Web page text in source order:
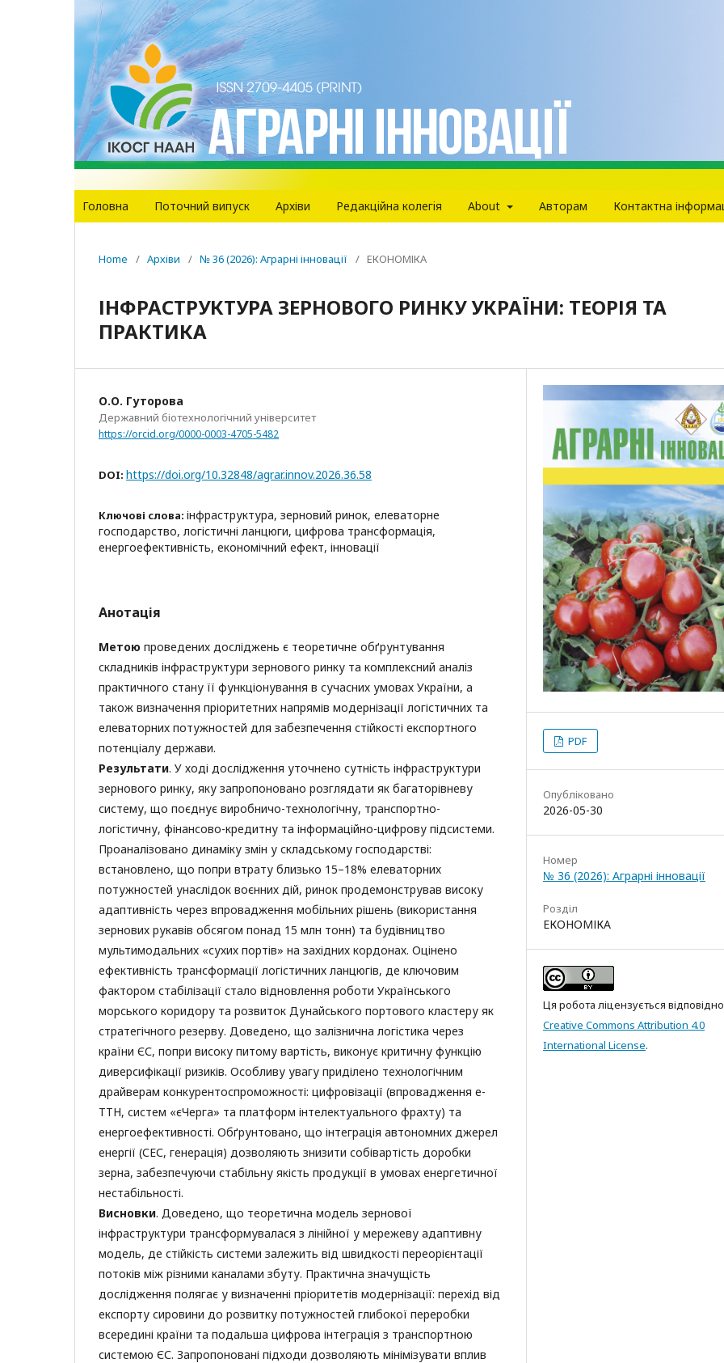
Головна Поточний випуск Архіви Редакцiйна колегiя About Авторам Контактна
Home / Архіви / № 36 (2026): Аграрні інновації / ЕКОНОМІКА
ІНФРАСТРУКТУРА ЗЕРНОВОГО РИНКУ УКРАЇНИ: ТЕОРІЯ ТА
ПРАКТИКА
О.О. Гуторова
Державний біотехнологічний університет
https://orcid.org/0000-0003-4705-5482
DOI: https://doi.org/10.32848/agrar.innov.2026.36.58
Ключові слова: інфраструктура, зерновий ринок, елеваторне
господарство, логістичні ланцюги, цифрова трансформація,
енергоефективність, економічний ефект, інновації
Анотація
Метою проведених досліджень є теоретичне обґрунтування
складників інфраструктури зернового ринку та комплексний аналіз
практичного стану її функціонування в сучасних умовах України, а
також визначення пріоритетних напрямів модернізації логістичних та
елеваторних потужностей для забезпечення стійкості експортного
потенціалу держави.
Результати. У ході дослідження уточнено сутність інфраструктури
зернового ринку, яку запропоновано розглядати як багаторівневу
систему, що поєднує виробничо-технологічну, транспортно-
логістичну, фінансово-кредитну та інформаційно-цифрову підсистеми.
Проаналізовано динаміку змін у складському господарстві:
встановлено, що попри втрату близько 15–18% елеваторних
потужностей унаслідок воєнних дій, ринок продемонстрував високу
адаптивність через впровадження мобільних рішень (використання
зернових рукавів обсягом понад 15 млн тонн) та будівництво
мультимодальних «сухих портів» на західних кордонах. Оцінено
ефективність трансформації логістичних ланцюгів, де ключовим
фактором стабілізації стало відновлення роботи Українського
морського коридору та розвиток Дунайського портового кластеру як
стратегічного резерву. Доведено, що залізнична логістика через
країни ЄС, попри високу питому вартість, виконує критичну функцію
диверсифікації ризиків. Особливу увагу приділено технологічним
драйверам конкурентоспроможності: цифровізації (впровадження е-
ТТН, систем «єЧерга» та платформ інтелектуального фрахту) та
енергоефективності. Обґрунтовано, що інтеграція автономних джерел
енергії (СЕС, генерація) дозволяють знизити собівартість доробки
зерна, забезпечуючи стабільну якість продукції в умовах енергетичної
нестабільності.
Висновки. Доведено, що теоретична модель зернової
інфраструктури трансформувалася з лінійної у мережеву адаптивну
модель, де стійкість системи залежить від швидкості переорієнтації
потоків між різними каналами збуту. Практична значущість
дослідження полягає у визначенні пріоритетів модернізації: перехід від
експорту сировини до розвитку потужностей глибокої переробки
всередині країни та подальша цифрова інтеграція з транспортною
системою ЄС. Запропоновані підходи дозволяють мінімізувати вплив
PDF
Опубліковано
2026-05-30
Номер
№ 36 (2026): Аграрні інновації
Розділ
ЕКОНОМІКА
Ця робота ліцензується
Creative Commons Attribution 4.0
International License.